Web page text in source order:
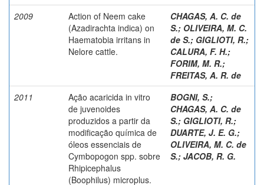
2009
Action of Neem cake
(Azadirachta indica) on
Haematobia irritans in
Nelore cattle.
CHAGAS, A. C. de
S.; OLIVEIRA, M. C.
de S.; GIGLIOTI, R.;
CALURA, F. H.;
FORIM, M. R.;
FREITAS, A. R. de
2011
Ação acaricida in vitro
de juvenoides
produzidos a partir da
modificação química de
óleos essenciais de
Cymbopogon spp. sobre
Rhipicephalus
(Boophilus) microplus.
BOGNI, S.;
CHAGAS, A. C. de
S.; GIGLIOTI, R.;
DUARTE, J. E. G.;
OLIVEIRA, M. C. de
S.; JACOB, R. G.